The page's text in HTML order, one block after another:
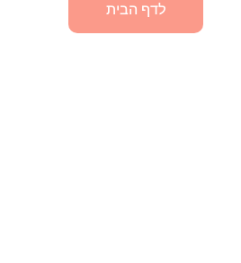
לדף הבית